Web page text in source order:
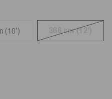
(10') 366 cm (12')